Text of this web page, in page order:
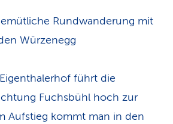
Rundwanderung mit
Würzenegg
führt die
Fuchsbühl hoch zur
Aufstieg kommt man in den